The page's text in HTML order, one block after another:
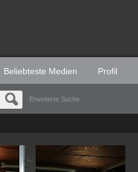
Beliebteste Medien Profil
Erweiterte Suche